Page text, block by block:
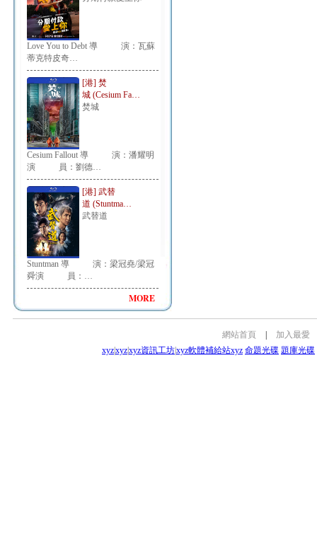
Love You to Debt 導 演：瓦蘇
蒂克特皮奇…
[港] 焚
城 (Cesium Fa…
焚城
Cesium Fallout 導 演：潘耀明
演 員：劉德…
[港] 武替
道 (Stuntma…
武替道
Stuntman 導 演：梁冠堯/梁冠
舜演 員：…
MORE
網站首頁
加入最愛
xyzxyzxyz資訊工坊xyz軟體補給站xyz 命題光碟 題庫光碟